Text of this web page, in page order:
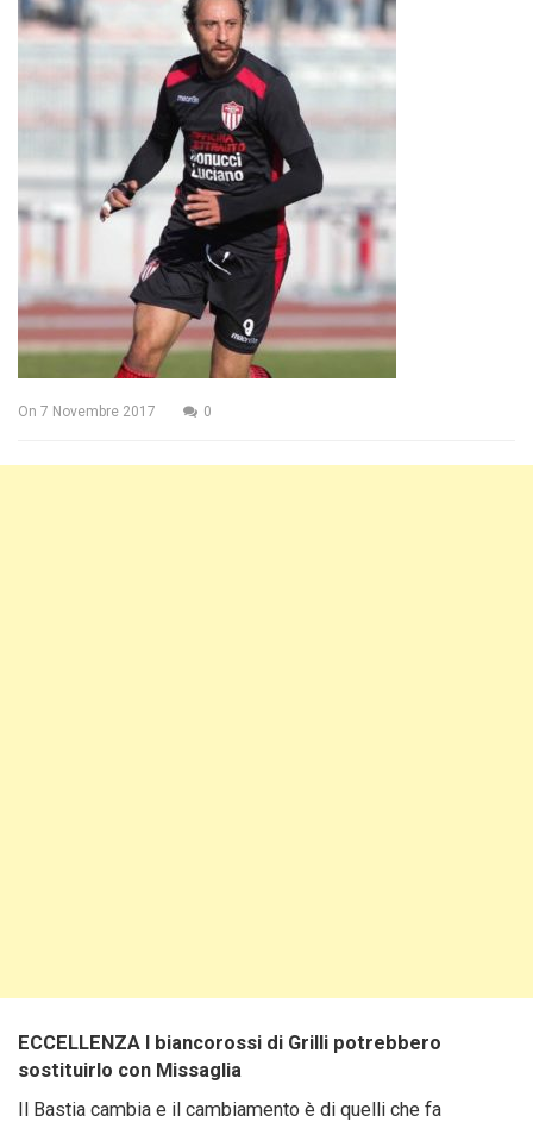
On 7 Novembre 2017 0
ECCELLENZA I biancorossi di Grilli potrebbero
sostituirlo con Missaglia
Il Bastia cambia e il cambiamento è di quelli che fa